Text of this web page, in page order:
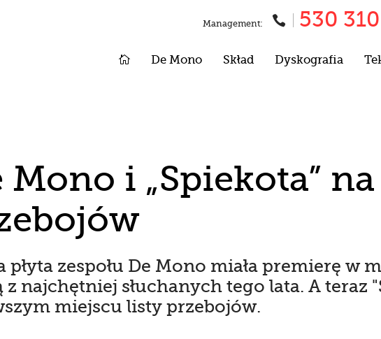
Management:  530
 De Mono Skład Dyskografia
Mono i „Spiekota”
płyta zespołu De Mono miała premierę w
z najchętniej słuchanych tego lata. A teraz
miejscu listy przebojów.